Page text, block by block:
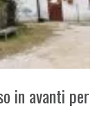
in avanti per